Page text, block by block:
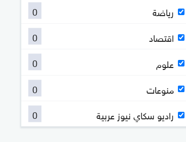
رياضة
0
اقتصاد
0
علوم
0
منوعات
0
راديو سكاي نيوز عربية
0